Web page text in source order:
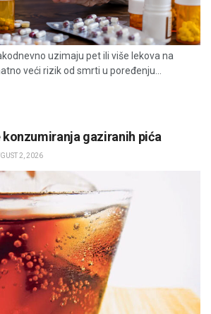
uzimaju pet ili više lekova na
veći rizik od smrti u poređenju...
gaziranih pića
2, 2026